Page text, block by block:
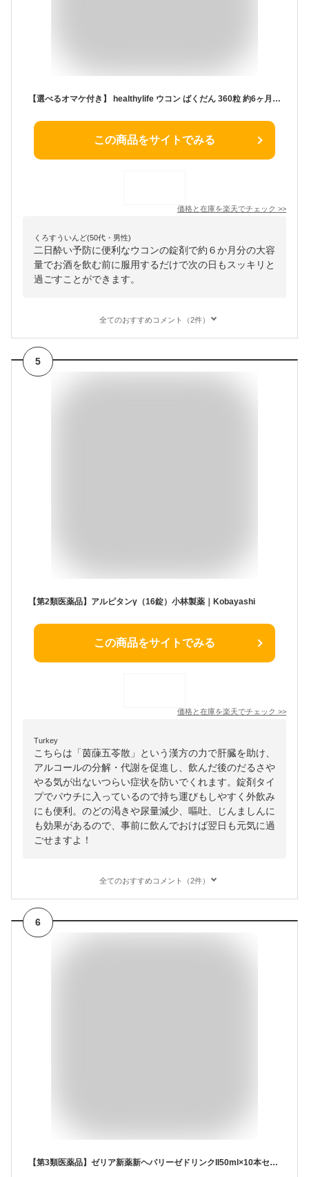
【選べるオマケ付き】 healthylife ウコン ばくだん 360粒 約6ヶ月分 [ ウコンばくだん ウコン爆弾 秋ウコン 春ウコン 紫ウコン 白ウコン 黒ウコン クルクミン サプリ サプリメント 栄養補助食品 粒 大容量 二日酔い 国産 ] 【 定形外発送 】
この商品をサイトでみる
価格と在庫を楽天でチェック >>
くろすういんど(50代・男性)
二日酔い予防に便利なウコンの錠剤で約６か月分の大容
量でお酒を飲む前に服用するだけで次の日もスッキリと
過ごすことができます。
全てのおすすめコメント（2件）
5
【第2類医薬品】アルピタンγ（16錠）小林製薬｜Kobayashi
この商品をサイトでみる
価格と在庫を楽天でチェック >>
Turkey
こちらは「茵蔯五苓散」という漢方の力で肝臓を助け、
アルコールの分解・代謝を促進し、飲んだ後のだるさや
やる気が出ないつらい症状を防いでくれます。錠剤タイ
プでパウチに入っているので持ち運びもしやすく外飲み
にも便利。のどの渇きや尿量減少、嘔吐、じんましんに
も効果があるので、事前に飲んでおけば翌日も元気に過
ごせますよ！
全てのおすすめコメント（2件）
6
【第3類医薬品】ゼリア新薬新ヘパリーゼドリンクII50ml×10本セット【ヘパリーゼ ドリンク2】